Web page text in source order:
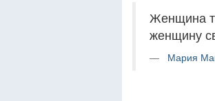
Женщина
женщину
Мария